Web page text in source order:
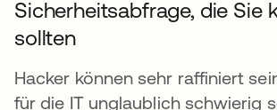
Sicherheitsabfrage, die Sie
sollten
Hacker können sehr raffiniert
für die IT unglaublich schwierig